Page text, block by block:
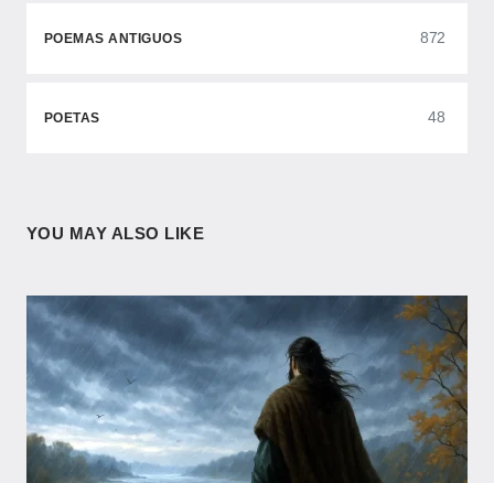
POEMAS ANTIGUOS 872
POETAS 48
YOU MAY ALSO LIKE